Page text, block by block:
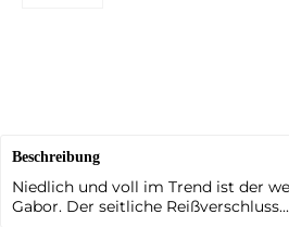
Beschreibung
Niedlich und voll im Trend ist der
Gabor. Der seitliche Reißverschluss...